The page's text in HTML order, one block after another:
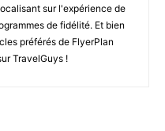
sur l'expérience de
de fidélité. Et bien
préférés de FlyerPlan
TravelGuys !